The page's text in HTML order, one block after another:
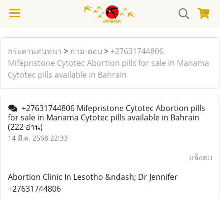
กระดานสนทนา > ถาม-ตอบ > +27631744806
Mifepristone Cytotec Abortion pills for sale in Manama
Cytotec pills available in Bahrain
+27631744806 Mifepristone Cytotec Abortion pills
for sale in Manama Cytotec pills available in Bahrain
(222 อ่าน)
14 มี.ค. 2568 22:33
แจ้งลบ
Abortion Clinic In Lesotho &ndash; Dr Jennifer
+27631744806